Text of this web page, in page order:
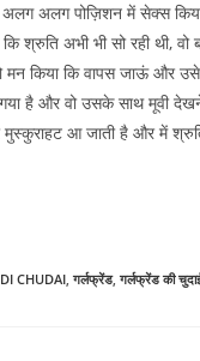
अलग अलग पोज़िशन में सेक्स
अभी भी सो रही थी,
मन किया कि वापस जाऊं और
है और वो उसके साथ मूवी देखने
आ जाती है और में
CHUDAI, गर्लफ्रेंड, गर्लफ्रेंड की